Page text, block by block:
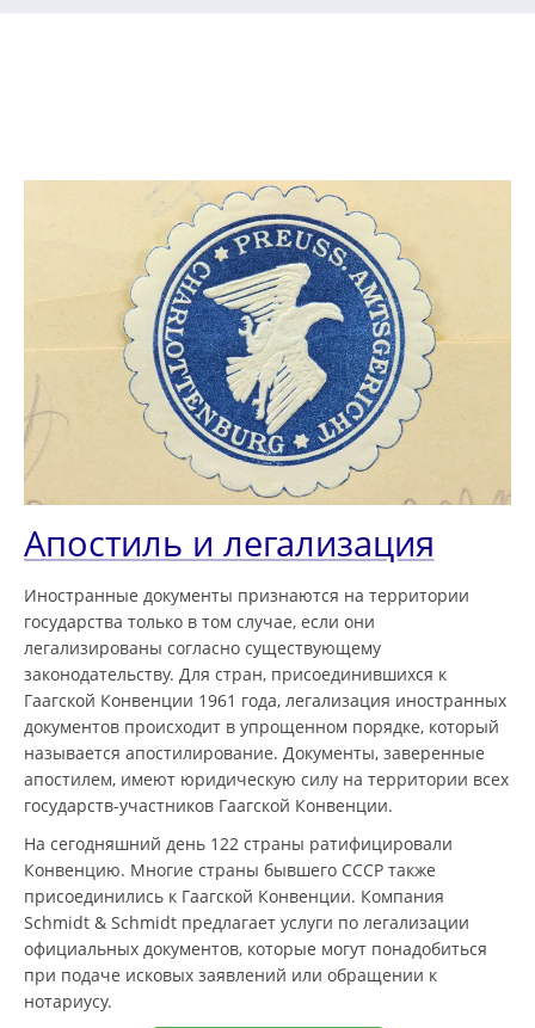
Апостиль и легализация
Иностранные документы признаются на территории
государства только в том случае, если они
легализированы согласно существующему
законодательству. Для стран, присоединившихся к
Гаагской Конвенции 1961 года, легализация иностранных
документов происходит в упрощенном порядке, который
называется апостилирование. Документы, заверенные
апостилем, имеют юридическую силу на территории всех
государств-участников Гаагской Конвенции.
На сегодняшний день 122 страны ратифицировали
Конвенцию. Многие страны бывшего СССР также
присоединились к Гаагской Конвенции. Компания
Schmidt & Schmidt предлагает услуги по легализации
официальных документов, которые могут понадобиться
при подаче исковых заявлений или обращении к
нотариусу.